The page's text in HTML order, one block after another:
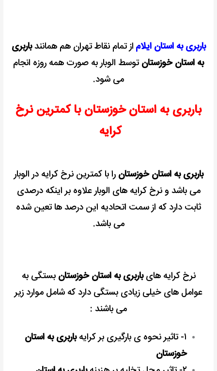
باربری به استان ایلام از تمام نقاط تهران هم همانندباربری
به استان خوزستانتوسط الوبار به صورت همه روزه انجام
می شود.
باربری به استان خوزستان با کمترین نرخ
کرایه
باربری به استان خوزستان را با کمترین نرخ کرایه در الوبار
می باشد و نرخ کرایه های الوبار علاوه بر اینکه درصدی
ثابت دارد که از سمت اتحادیه این درصد ها تعین شده
می باشد.
نرخ کرایه هایباربری به استان خوزستان بستگی به
عوامل های خیلی زیادی بستگی دارد که شامل موارد زیر
می باشند :
۱- تاثیر نحوه ی بارگیری بر کرایه
باربری به استان
خوزستان